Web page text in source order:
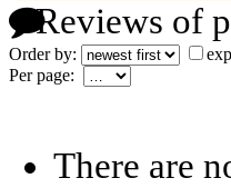
Reviews of
Order by:
Per page:
There are